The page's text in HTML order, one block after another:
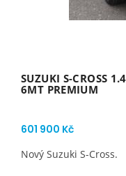
SUZUKI S-CROSS
6MT PREMIUM
601 900 Kč
Nový Suzuki S-Cross.